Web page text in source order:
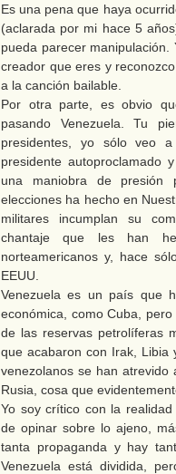
Es una pena que haya
(aclarada por mi hace 5
pueda parecer
creador que eres y
a la canción bailable.
Por otra parte, es obvio
pasando Venezuela. Tu
presidentes, yo sólo veo
presidente autoproclamado
una maniobra de presión
elecciones ha hecho en
militares incumplan su
chantaje que les han
norteamericanos y, hace
EEUU.
Venezuela es un país que
económica, como Cuba,
de las reservas petrolíferas
que acabaron con Irak, Libia
venezolanos se han atrevido
Rusia, cosa que
Yo soy crítico con la
de opinar sobre lo ajeno,
tanta propaganda y hay
Venezuela está dividida,